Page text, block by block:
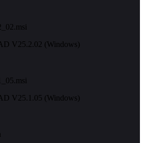
V25.2.02 (Windows)
V25.1.05 (Windows)